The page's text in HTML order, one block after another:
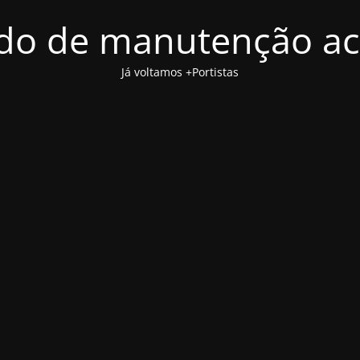
de manutenção
Já voltamos +Portistas